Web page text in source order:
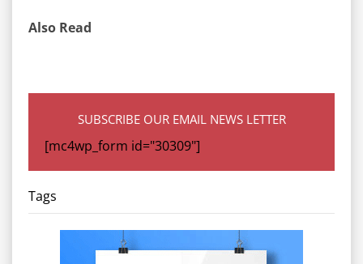
Also Read
SUBSCRIBE OUR EMAIL NEWS LETTER
[mc4wp_form id="30309"]
Tags